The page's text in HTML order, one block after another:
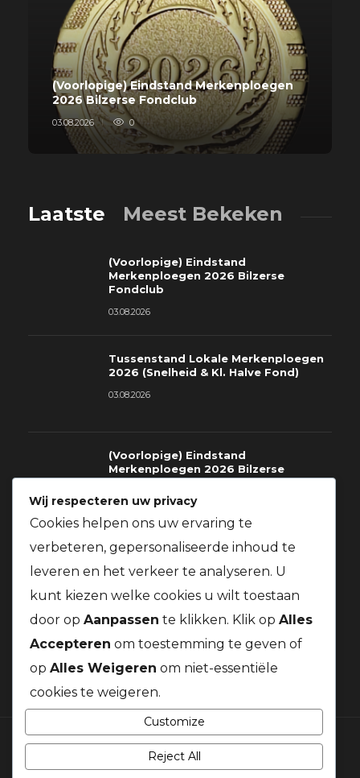
(Voorlopige) Eindstand Merkenploegen
2026 Bilzerse Fondclub
03.08.2026 0
Laatste Meest Bekeken
(Voorlopige) Eindstand
Merkenploegen 2026 Bilzerse
Fondclub
03.08.2026
Tussenstand Lokale Merkenploegen
2026 (Snelheid & Kl. Halve Fond)
03.08.2026
(Voorlopige) Eindstand
Merkenploegen 2026 Bilzerse
Fondclub
03.08.2026
Richtlijnen voor deelname gratis
prijzen St.Soupplets 08.08.2026
t.v.v. Kom Op Tegen Kanker + Gratis
BBQ voor alle leden van onze
03.08.2026
© 2026 Duivenbond Kanaalduif. Alle rechten voorbehouden
Wij respecteren uw privacy
Cookies helpen ons uw ervaring te
verbeteren, gepersonaliseerde inhoud te
leveren en het verkeer te analyseren. U
kunt kiezen welke cookies u wilt toestaan
door op Aanpassen te klikken. Klik op Alles
Accepteren om toestemming te geven of
op Alles Weigeren om niet-essentiële
cookies te weigeren.
Customize
Reject All